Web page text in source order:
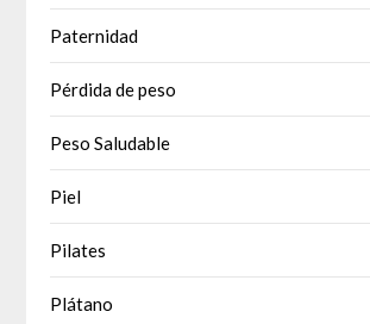
Paternidad
Pérdida de peso
Peso Saludable
Piel
Pilates
Plátano